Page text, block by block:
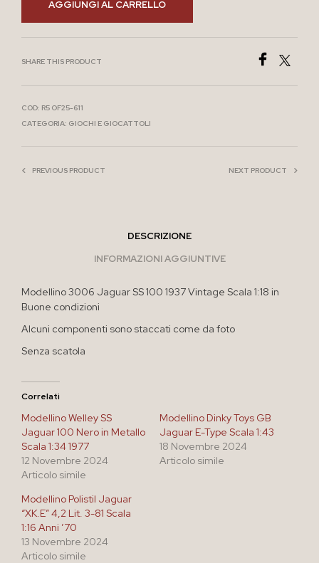
AGGIUNGI AL CARRELLO
SHARE THIS PRODUCT
COD: R5 OF25-611
CATEGORIA: GIOCHI E GIOCATTOLI
PREVIOUS PRODUCT NEXT PRODUCT
DESCRIZIONE
INFORMAZIONI AGGIUNTIVE
Modellino 3006 Jaguar SS 100 1937 Vintage Scala 1:18 in
Buone condizioni
Alcuni componenti sono staccati come da foto
Senza scatola
Correlati
Modellino Welley SS
Jaguar 100 Nero in Metallo
Scala 1:34 1977
12 Novembre 2024
Articolo simile
Modellino Dinky Toys GB
Jaguar E-Type Scala 1:43
18 Novembre 2024
Articolo simile
Modellino Polistil Jaguar
“XK.E” 4,2 Lit. 3-81 Scala
1:16 Anni ’70
13 Novembre 2024
Articolo simile